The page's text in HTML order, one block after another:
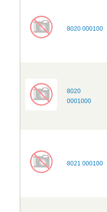
8020 000100
8020
0001000
8021 000100